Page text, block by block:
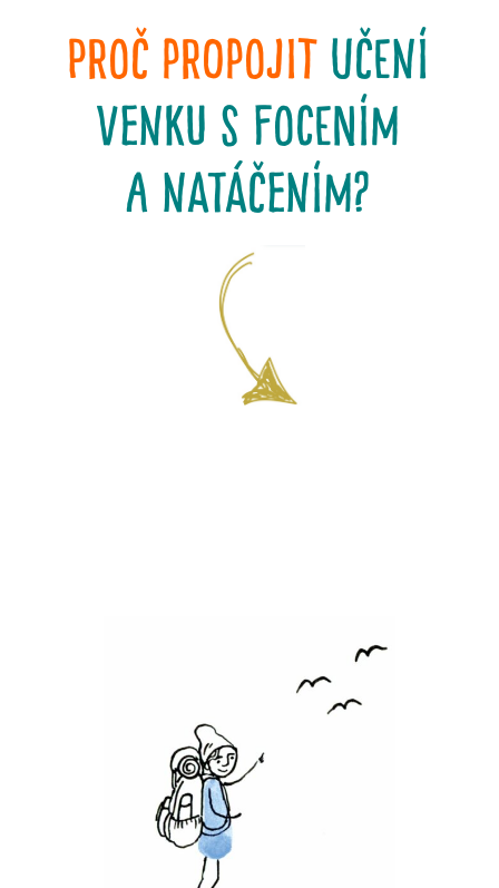
Proč propojitučení
venku s focením
a natáčením?